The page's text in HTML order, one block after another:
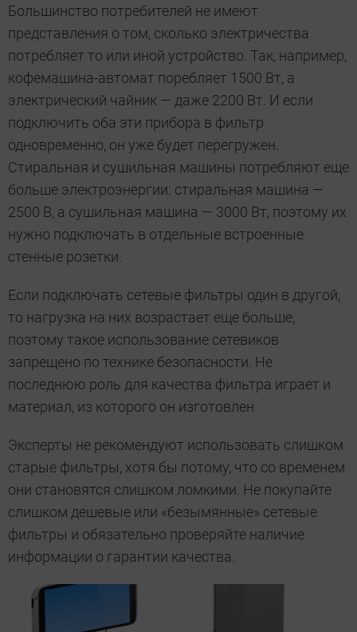
Большинство потребителей не имеют
представления о том, сколько электричества
потребляет то или иной устройство. Так, например,
кофемашина-автомат поребляет 1500 Вт, а
электрический чайник — даже 2200 Вт. И если
подключить оба эти прибора в фильтр
одновременно, он уже будет перегружен.
Стиральная и сушильная машины потребляют еще
больше электроэнергии: стиральная машина —
2500 В, а сушильная машина — 3000 Вт, поэтому их
нужно подключать в отдельные встроенные
стенные розетки.
Если подключать сетевые фильтры один в другой,
то нагрузка на них возрастает еще больше,
поэтому такое использование сетевиков
запрещено по технике безопасности. Не
последнюю роль для качества фильтра играет и
материал, из которого он изготовлен.
Эксперты не рекомендуют использовать слишком
старые фильтры, хотя бы потому, что со временем
они становятся слишком ломкими. Не покупайте
слишком дешевые или «безымянные» сетевые
фильтры и обязательно проверяйте наличие
информации о гарантии качества.